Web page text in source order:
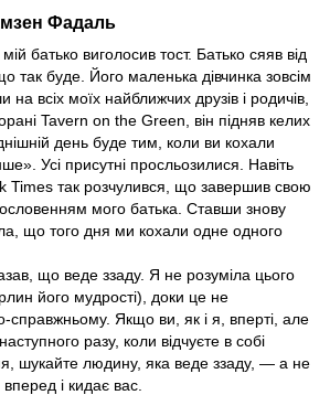
Фадаль
батько виголосив тост. Батько сяяв від
так буде. Його маленька дівчинка зовсім
всіх моїх найближчих друзів і родичів,
Tavern on the Green, він підняв келих
день буде тим, коли ви кохали
Усі присутні просльозилися. Навіть
Times так розчулився, що завершив свою
мого батька. Ставши знову
що того дня ми кохали одне одного
що веде ззаду. Я не розуміла цього
його мудрості), доки це не
справжньому. Якщо ви, як і я, вперті, але
разу, коли відчуєте в собі
шукайте людину, яка веде ззаду, — а не
і кидає вас.